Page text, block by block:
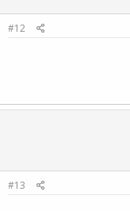
#12
#13